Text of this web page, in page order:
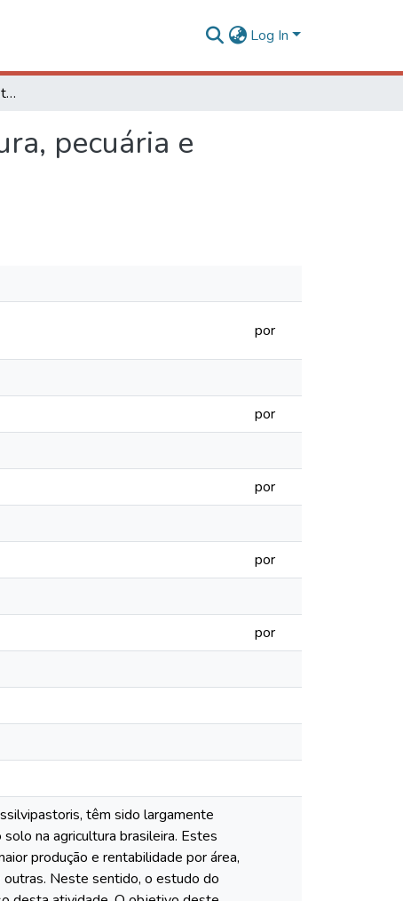
Log In
Qualidade do solo em sistemas de integração lavoura, pecuária e floresta em Sinop, MT
pecuária e
por
por
por
por
por
têm sido largamente
na agricultura brasileira. Estes
produção e rentabilidade por área,
Neste sentido, o estudo do